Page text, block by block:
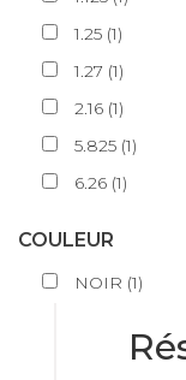
1.25 (1)
1.27 (1)
2.16 (1)
5.825 (1)
6.26 (1)
COULEUR
NOIR (1)